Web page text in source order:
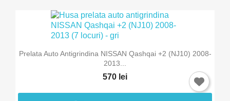
Prelata Auto Antigrindina NISSAN Qashqai +2 (NJ10) 2008-
2013...
570 lei